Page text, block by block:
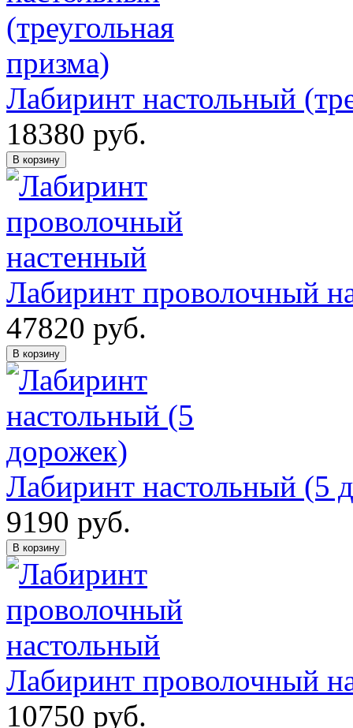
Лабиринт настольный
18380 руб.
В корзину
Лабиринт проволочный
47820 руб.
В корзину
Лабиринт настольный (5
9190 руб.
В корзину
Лабиринт проволочный
10750 руб.